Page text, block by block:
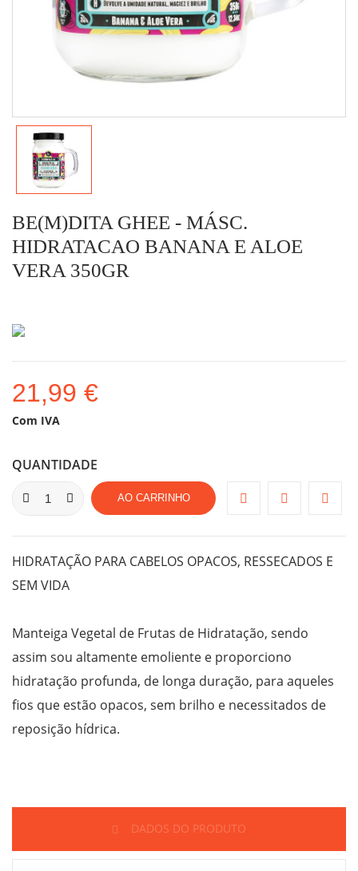
BE(M)DITA GHEE - MÁSC.
HIDRATACAO BANANA E ALOE
VERA 350GR
21,99 €
Com IVA
QUANTIDADE
AO CARRINHO
HIDRATAÇÃO PARA CABELOS OPACOS, RESSECADOS E
SEM VIDA
Manteiga Vegetal de Frutas de Hidratação, sendo
assim sou altamente emoliente e proporciono
hidratação profunda, de longa duração, para aqueles
fios que estão opacos, sem brilho e necessitados de
reposição hídrica.
DADOS DO PRODUTO